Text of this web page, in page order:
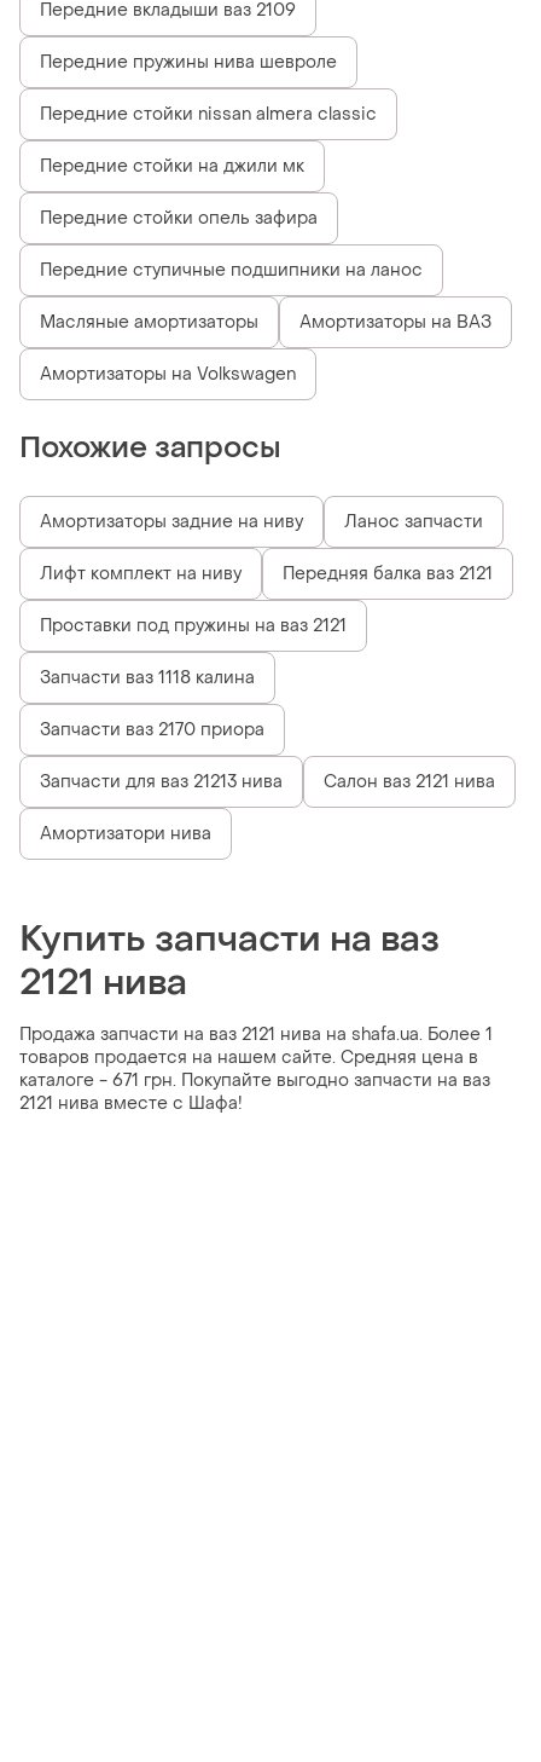
Передние вкладыши ваз 2109
Передние пружины нива шевроле
Передние стойки nissan almera classic
Передние стойки на джили мк
Передние стойки опель зафира
Передние ступичные подшипники на ланос
Масляные амортизаторы Амортизаторы на ВАЗ
Амортизаторы на Volkswagen
Похожие запросы
Амортизаторы задние на ниву Ланос запчасти
Лифт комплект на ниву Передняя балка ваз 2121
Проставки под пружины на ваз 2121
Запчасти ваз 1118 калина
Запчасти ваз 2170 приора
Запчасти для ваз 21213 нива Салон ваз 2121 нива
Амортизатори нива
Купить запчасти на ваз
2121 нива
Продажа запчасти на ваз 2121 нива на shafa.ua. Более 1
товаров продается на нашем сайте. Средняя цена в
каталоге - 671 грн. Покупайте выгодно запчасти на ваз
2121 нива вместе с Шафа!